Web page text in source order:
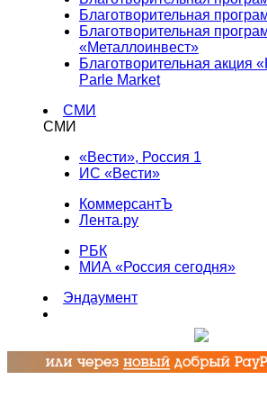
Благотворительная
Благотворительная
«Металлоинвест»
Благотворительная акция
Parle Market
СМИ
СМИ
«Вести», Россия 1
ИС «Вести»
КоммерсантЪ
Лента.ру
РБК
МИА «Россия сегодня»
Эндаумент